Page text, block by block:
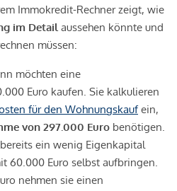
Immokredit-Rechner zeigt, wie
im Detail aussehen könnte und
müssen:
möchten eine
Euro kaufen. Sie kalkulieren
für den Wohnungskaufein,
von 297.000 Euro benötigen.
ein wenig Eigenkapital
60.000 Euro selbst aufbringen.
nehmen sie einen